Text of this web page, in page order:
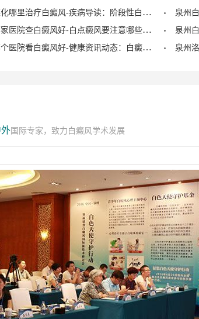
泉州德化哪里治疗白癜风-疾病导读：阶段性白癜风的症状？
泉州哪家医院查白癜风好-白点癜风要注意哪些饮食禁忌？
泉州哪个医院看白癜风好-健康资讯动态：白癜风的症状早期图片？
国际专家，致力白癜风学术发展